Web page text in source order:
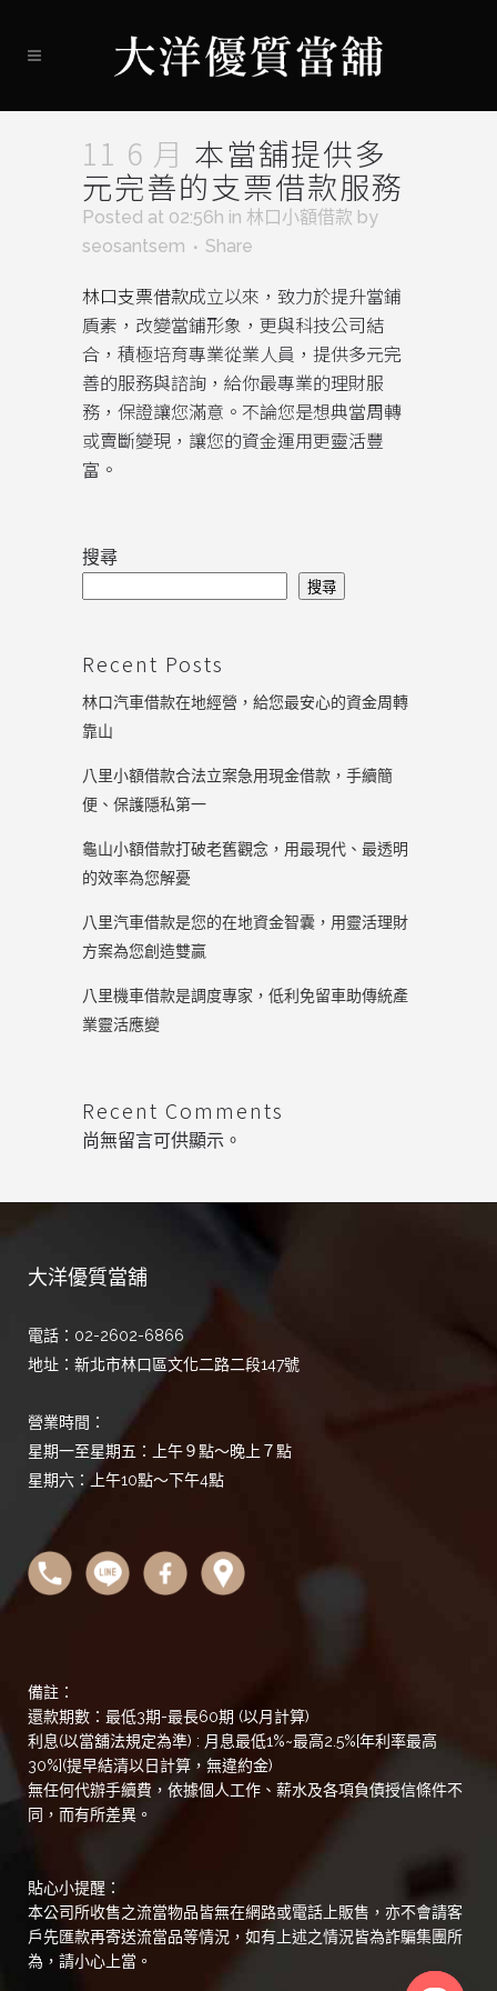
11 6 月 本當舖提供多
元完善的支票借款服務
Posted at 02:56h in 林口小額借款 by
seosantsem
Share
林口支票借款成立以來，致力於提升當鋪
貭素，改變當鋪形象，更與科技公司結
合，積極培育專業從業人員，提供多元完
善的服務與諮詢，給你最專業的理財服
務，保證讓您滿意。不論您是想典當周轉
或賣斷變現，讓您的資金運用更靈活豐
富。
搜尋
搜尋
Recent Posts
林口汽車借款在地經營，給您最安心的資金周轉
靠山
八里小額借款合法立案急用現金借款，手續簡
便、保護隱私第一
龜山小額借款打破老舊觀念，用最現代、最透明
的效率為您解憂
八里汽車借款是您的在地資金智囊，用靈活理財
方案為您創造雙贏
八里機車借款是調度專家，低利免留車助傳統產
業靈活應變
Recent Comments
尚無留言可供顯示。
大洋優質當舖
電話：02-2602-6866
地址：新北市林口區文化二路二段147號
營業時間：
星期一至星期五：上午９點～晚上７點
星期六：上午10點～下午4點
備註：
還款期數：最低3期-最長60期 (以月計算)
利息(以當舖法規定為準) : 月息最低1%~最高2.5%[年利率最高
30%](提早結清以日計算，無違約金)
無任何代辦手續費，依據個人工作、薪水及各項負債授信條件不
同，而有所差異。
貼心小提醒：
本公司所收售之流當物品皆無在網路或電話上販售，亦不會請客
戶先匯款再寄送流當品等情況，如有上述之情況皆為詐騙集團所
為，請小心上當。